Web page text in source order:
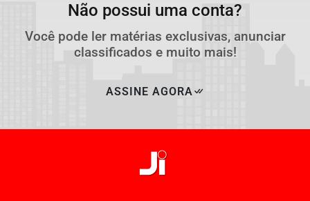
Não possui uma conta?
Você pode ler matérias exclusivas, anunciar
classificados e muito mais!
ASSINE AGORA